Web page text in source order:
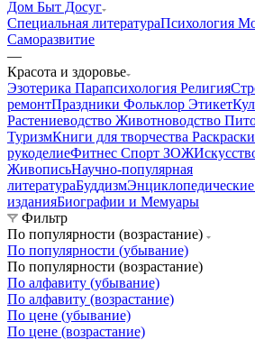
Дом Быт Досуг
Специальная литератураПсихология
Саморазвитие
—
Красота и здоровье
Эзотерика Парапсихология Религия
ремонтПраздники Фольклор Этикет
Растениеводство Животноводство
ТуризмКниги для творчества
рукоделиеФитнес Спорт ЗОЖ
ЖивописьНаучно-популярная
литератураБуддизм
изданияБиографии и Мемуары
Фильтр
По популярности (возрастание)
По популярности (убывание)
По популярности (возрастание)
По алфавиту (убывание)
По алфавиту (возрастание)
По цене (убывание)
По цене (возрастание)